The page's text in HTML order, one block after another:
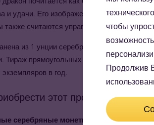
и удачи. Его изображение часто можно
считаются управителями погоды и
из 1 унции серебра 999.9 пробы и
Тираж прямоугольных серебряных монет
в год.
этот продукт
серебряные монеты 1 oz
чтобы
Продолжив